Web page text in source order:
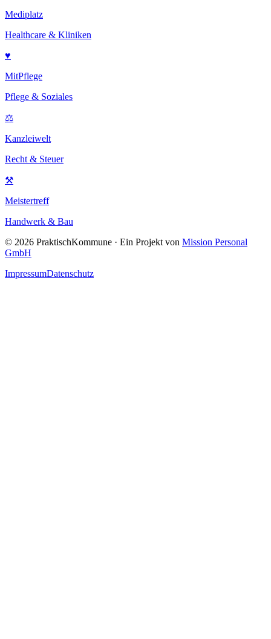
Mediplatz
Healthcare & Kliniken
♥
MitPflege
Pflege & Soziales
⚖
Kanzleiwelt
Recht & Steuer
⚒
Meistertreff
Handwerk & Bau
© 2026 PraktischKommune · Ein Projekt von Mission Personal
GmbH
ImpressumDatenschutz